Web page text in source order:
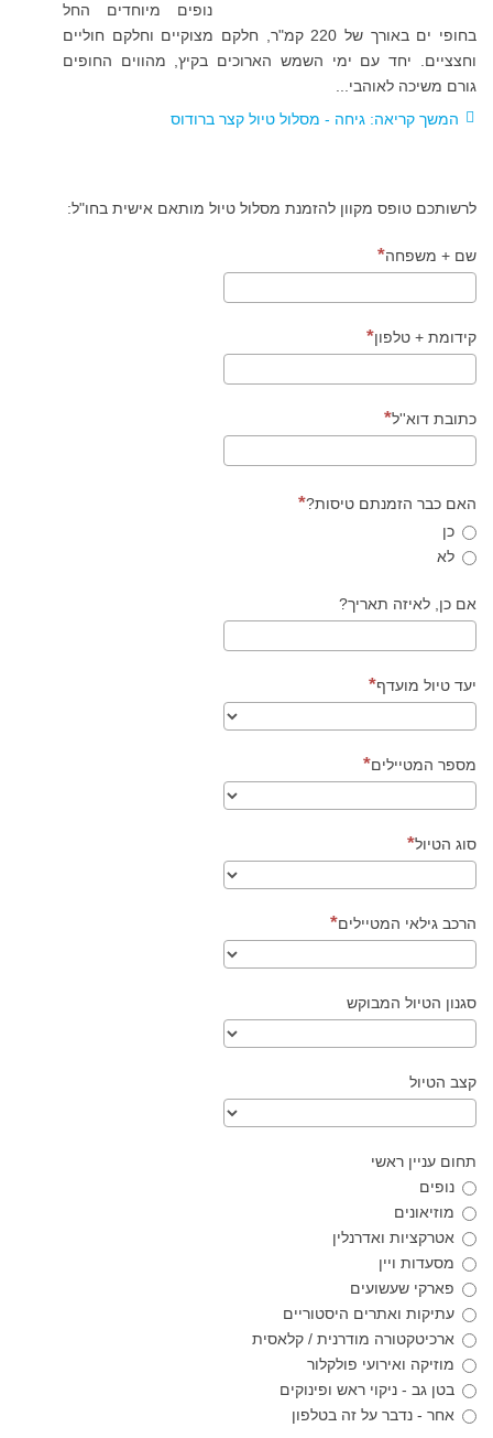
נופים מיוחדים החל
בחופי ים באורך של 220 קמ"ר, חלקם מצוקיים וחלקם חוליים
וחצציים. יחד עם ימי השמש הארוכים בקיץ, מהווים החופים
גורם משיכה לאוהבי...
המשך קריאה: גיחה - מסלול טיול קצר ברודוס
לרשותכם טופס מקוון להזמנת מסלול טיול מותאם אישית בחו"ל:
שם + משפחה
קידומת + טלפון
כתובת דוא''ל
האם כבר הזמנתם טיסות?
כן
לא
אם כן, לאיזה תאריך?
יעד טיול מועדף
מספר המטיילים
סוג הטיול
הרכב גילאי המטיילים
סגנון הטיול המבוקש
קצב הטיול
תחום עניין ראשי
נופים
מוזיאונים
אטרקציות ואדרנלין
מסעדות ויין
פארקי שעשועים
עתיקות ואתרים היסטוריים
ארכיטקטורה מודרנית / קלאסית
מוזיקה ואירועי פולקלור
בטן גב - ניקוי ראש ופינוקים
אחר - נדבר על זה בטלפון